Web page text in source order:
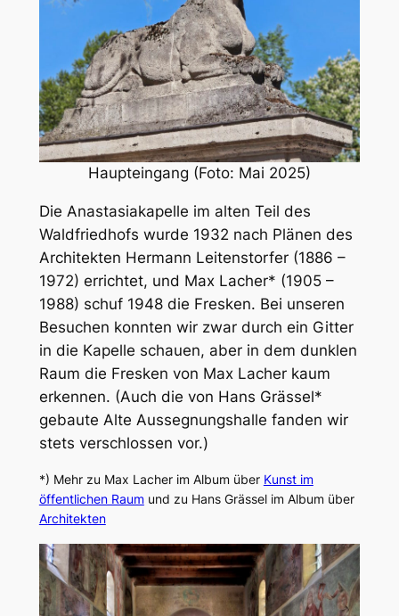
Haupteingang (Foto: Mai 2025)
Die Anastasiakapelle im alten Teil des
Waldfriedhofs wurde 1932 nach Plänen des
Architekten Hermann Leitenstorfer (1886 –
1972) errichtet, und Max Lacher* (1905 –
1988) schuf 1948 die Fresken. Bei unseren
Besuchen konnten wir zwar durch ein Gitter
in die Kapelle schauen, aber in dem dunklen
Raum die Fresken von Max Lacher kaum
erkennen. (Auch die von Hans Grässel*
gebaute Alte Aussegnungshalle fanden wir
stets verschlossen vor.)
*) Mehr zu Max Lacher im Album über Kunst im
öffentlichen Raumund zu Hans Grässel im Album über
Architekten